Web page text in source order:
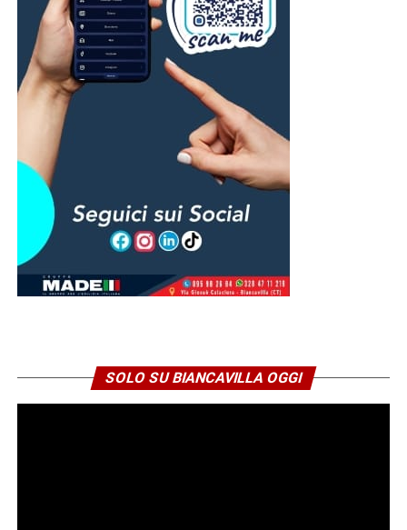
di Adrano), coinvolti nell’iniziativa, dando la loro
testimonianza per la promozione della lettura e della
fruizione della biblioteca.
© RIPRODUZIONE RISERVATA
SOLO SU BIANCAVILLA OGGI